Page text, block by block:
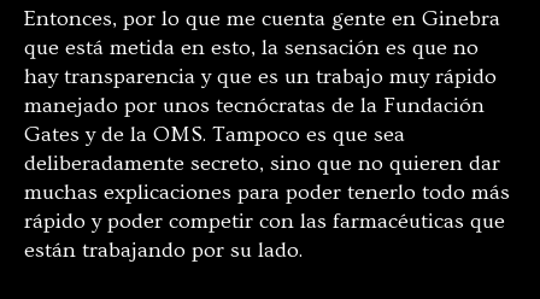
Entonces, por lo que me cuenta gente en Ginebra
que está metida en esto, la sensación es que no
hay transparencia y que es un trabajo muy rápido
manejado por unos tecnócratas de la Fundación
Gates y de la OMS. Tampoco es que sea
deliberadamente secreto, sino que no quieren dar
muchas explicaciones para poder tenerlo todo más
rápido y poder competir con las farmacéuticas que
están trabajando por su lado.